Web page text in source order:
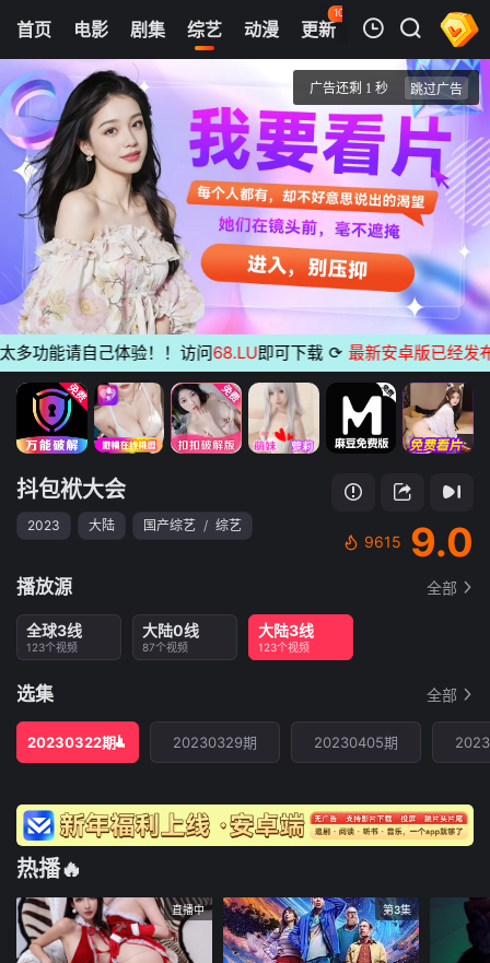
首页 电影 剧集 综艺 动漫 更新
104
热榜 APP
我的观影记录
20230322期
抖包袱大会
清空
请自己体验！！访问 68.LU即可下载 ⟳ 最新安卓版已经发布无
抖包袱大会
2023 大陆 国产综艺 / 综艺
9615 9.0
播放源 全部
全球3线
123个视频
大陆0线
87个视频
大陆3线
123个视频
选集 全部
20230322期 20230329期 20230405期
热播🔥
直播中 第3集